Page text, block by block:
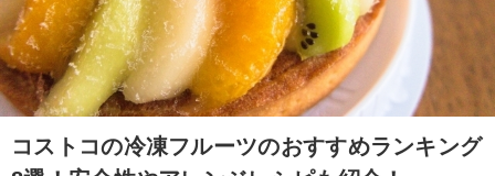
コストコの冷凍フルーツのおすすめランキング